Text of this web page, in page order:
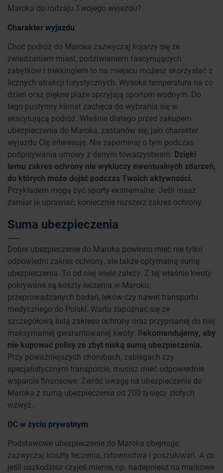
Maroka do rodzaju Twojego wyjazdu?
Charakter wyjazdu
Choć podróż do Maroka zazwyczaj kojarzy się ze
zwiedzaniem miast, podziwianiem fascynujących
zabytków i trekkingiem to na miejscu możesz skorzystać z
licznych atrakcji turystycznych. Wysoka temperatura na co
dzień oraz piękne plaże sprzyjają sportom wodnym. Do
tego pustynny klimat zachęca do wybrania się w
ekscytującą podróż. Właśnie dlatego przed zakupem
ubezpieczenia do Maroka, zastanów się, jaki charakter
wyjazdu Cię interesuje. Nie zapominaj o tym podczas
podpisywania umowy z danym towarzystwem. Dzięki
temu zakres ochrony nie wykluczy ewentualnych zdarzeń,
do których może dojść podczas Twoich aktywności.
Przykładem mogą być sporty ekstremalne. Jeśli masz
zamiar je uprawiać, koniecznie rozszerz zakres ochrony.
Suma ubezpieczenia
Dobre ubezpieczenie do Maroka powinno mieć nie tylko
odpowiedni zakres ochrony, ale także optymalną sumę
ubezpieczenia. To od niej wiele zależy. Z tej właśnie kwoty
pokrywane są koszty leczenia w Maroku,
przeprowadzanych badań, leków czy nawet transportu
medycznego do Polski. Warto zapoznać się ze
szczegółową listą zakresu ochrony oraz przypisanej do niej
maksymalnej gwarantowanej kwoty. Rekomendujemy, aby
nie kupować polisy ze zbyt niską sumą ubezpieczenia.
Przy poważniejszych chorobach, zabiegach czy
specjalistycznym transporcie, musisz mieć odpowiednie
wsparcie finansowe. Zwróć uwagę na ubezpieczenie do
Maroka z sumą ubezpieczenia od 200 tysięcy złotych
wzwyż.
OC w życiu prywatnym
Podstawowe ubezpieczenie do Maroka obejmuje
zazwyczaj koszty leczenia, ratownictwa i poszukiwań. A co
jeśli uszkodzisz czyjeś mienie, np. nadepniesz na markowe